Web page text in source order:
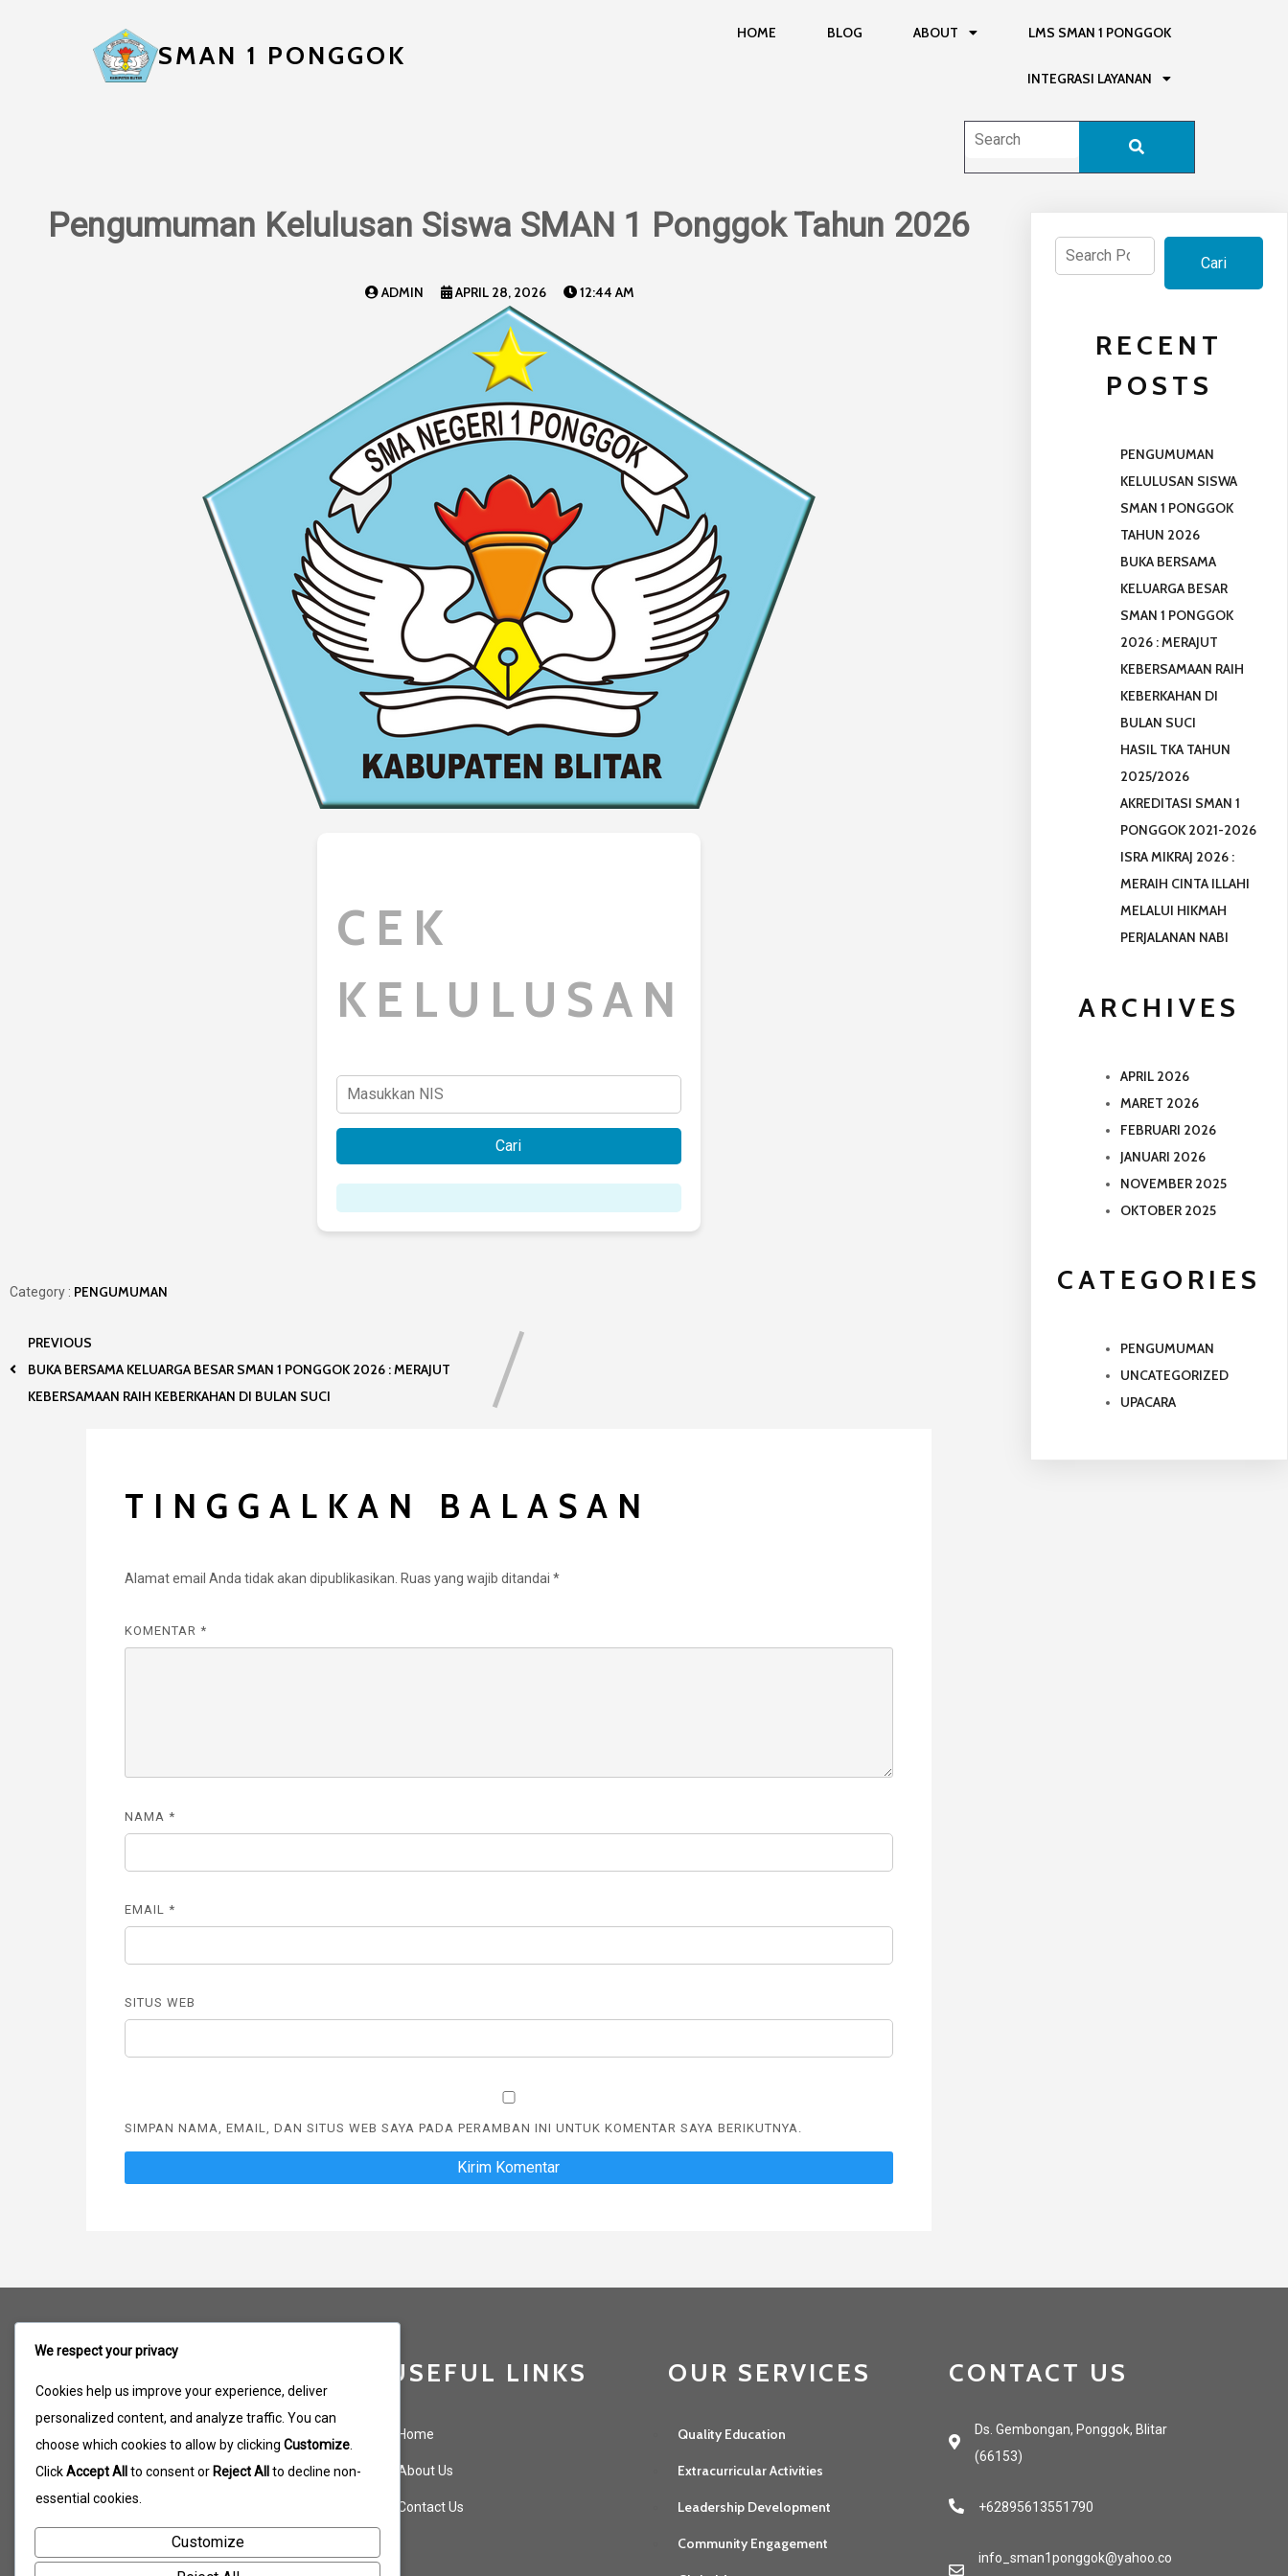
SMAN 1 PONGGOK
HOME BLOG ABOUT LMS SMAN 1 PONGGOK
INTEGRASI LAYANAN
Pengumuman Kelulusan Siswa SMAN 1 Ponggok Tahun 2026
ADMIN APRIL 28, 2026 12:44 AM
CEK
KELULUSAN
Cari
Category : PENGUMUMAN
PREVIOUS
BUKA BERSAMA KELUARGA BESAR SMAN 1 PONGGOK 2026 : MERAJUT
KEBERSAMAAN RAIH KEBERKAHAN DI BULAN SUCI
TINGGALKAN BALASAN
Alamat email Anda tidak akan dipublikasikan. Ruas yang wajib ditandai*
KOMENTAR*
NAMA*
EMAIL*
SITUS WEB
SIMPAN NAMA, EMAIL, DAN SITUS WEB SAYA PADA PERAMBAN INI UNTUK KOMENTAR SAYA BERIKUTNYA.
Cari
Cari
RECENT
POSTS
PENGUMUMAN
KELULUSAN SISWA
SMAN 1 PONGGOK
TAHUN 2026
BUKA BERSAMA
KELUARGA BESAR
SMAN 1 PONGGOK
2026 : MERAJUT
KEBERSAMAAN RAIH
KEBERKAHAN DI
BULAN SUCI
HASIL TKA TAHUN
2025/2026
AKREDITASI SMAN 1
PONGGOK 2021-2026
ISRA MIKRAJ 2026 :
MERAIH CINTA ILLAHI
MELALUI HIKMAH
PERJALANAN NABI
ARCHIVES
APRIL 2026
MARET 2026
FEBRUARI 2026
JANUARI 2026
NOVEMBER 2025
OKTOBER 2025
CATEGORIES
PENGUMUMAN
UNCATEGORIZED
UPACARA
SMAN 1
PONGGOK
Dedicated to academic excellence
USEFUL LINKS
Home
About Us
Contact Us
OUR SERVICES
Quality Education
Extracurricular Activities
Leadership Development
Community Engagement
CONTACT US
Ds. Gembongan, Ponggok, Blitar
(66153)
+62895613551790
info_sman1ponggok@yahoo.co
We respect your privacy
Cookies help us improve your experience, deliver
personalized content, and analyze traffic. You can
choose which cookies to allow by clicking Customize
ClickAccept All to consent or Reject All to decline non-
essential cookies.
Customize